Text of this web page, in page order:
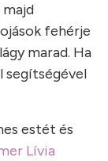
fehérje
marad. Ha
segítségével
estét és
Lívia